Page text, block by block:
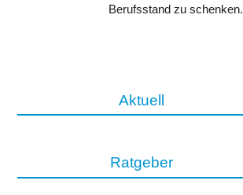
Berufsstand zu schenken.
Aktuell
Ratgeber